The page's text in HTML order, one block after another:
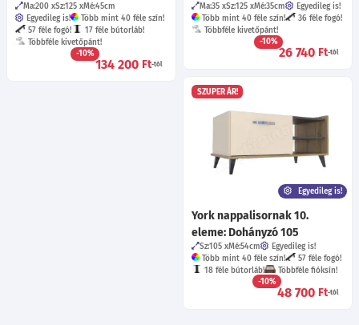
Ma:200 Sz:125 Mé:45cm
Egyedileg is!
Több mint 40 féle szín!
57 féle fogó!
17 féle bútorláb!
Többféle kivetőpánt!
-10%
134 200 Ft-tól
Ma:35 Sz:125 Mé:35cm
Egyedileg is!
Több mint 40 féle szín!
36 féle fogó!
Többféle kivetőpánt!
-10%
26 740 Ft-tól
SZUPER ÁR!
Egyedileg is!
York nappalisornak 10.
eleme: Dohányzó 105
Sz:105 Mé:54cm
Egyedileg is!
Több mint 40 féle szín!
57 féle fogó!
18 féle bútorláb!
Többféle fióksín!
-10%
48 700 Ft-tól